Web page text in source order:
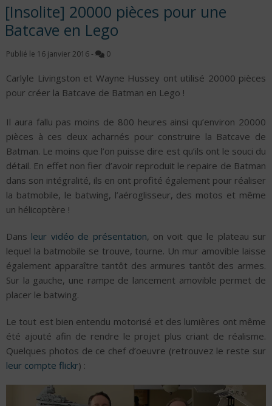
[Insolite] 20000 pièces pour une
Batcave en Lego
Publié le 16 janvier 2016 - 0
Carlyle Livingston et Wayne Hussey ont utilisé 20000 pièces
pour créer la Batcave de Batman en Lego !
Il aura fallu pas moins de 800 heures ainsi qu’environ 20000
pièces à ces deux acharnés pour construire la Batcave de
Batman. Le moins que l’on puisse dire est qu’ils ont le souci du
détail. En effet non fier d’avoir reproduit le repaire de Batman
dans son intégralité, ils en ont profité également pour réaliser
la batmobile, le batwing, l’aéroglisseur, des motos et même
un hélicoptère !
Dans leur vidéo de présentation, on voit que le plateau sur
lequel la batmobile se trouve, tourne. Un mur amovible laisse
également apparaître tantôt des armures tantôt des armes.
Sur la gauche, une rampe de lancement amovible permet de
placer le batwing.
Le tout est bien entendu motorisé et des lumières ont même
été ajouté afin de rendre le projet plus criant de réalisme.
Quelques photos de ce chef d’oeuvre (retrouvez le reste sur
leur compte flickr) :